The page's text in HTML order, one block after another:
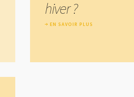
hiver ?
EN SAVOIR PLUS